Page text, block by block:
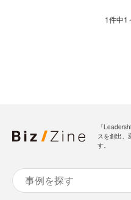
1件中1
「
スを創出、
す。